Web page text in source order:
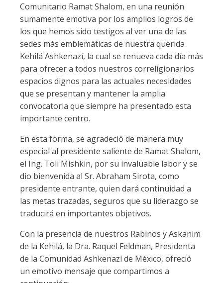
Comunitario Ramat Shalom, en una reunión
sumamente emotiva por los amplios logros de
los que hemos sido testigos al ver una de las
sedes más emblemáticas de nuestra querida
Kehilá Ashkenazí, la cual se renueva cada día más
para ofrecer a todos nuestros correligionarios
espacios dignos para las actuales necesidades
que se presentan y mantener la amplia
convocatoria que siempre ha presentado esta
importante centro.
En esta forma, se agradeció de manera muy
especial al presidente saliente de Ramat Shalom,
el Ing. Toli Mishkin, por su invaluable labor y se
dio bienvenida al Sr. Abraham Sirota, como
presidente entrante, quien dará continuidad a
las metas trazadas, seguros que su liderazgo se
traducirá en importantes objetivos.
Con la presencia de nuestros Rabinos y Askanim
de la Kehilá, la Dra. Raquel Feldman, Presidenta
de la Comunidad Ashkenazí de México, ofreció
un emotivo mensaje que compartimos a